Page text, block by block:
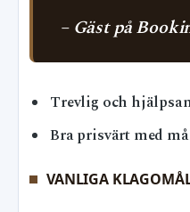
– Gäst på
Trevlig och
Bra prisvärt med
VANLIGA